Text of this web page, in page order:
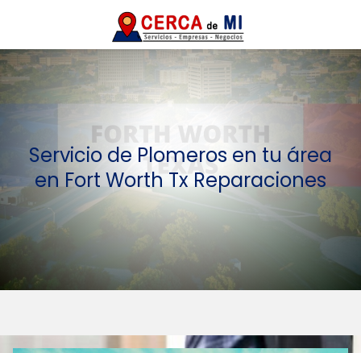
Servicio de Plomeros en tu área
en Fort Worth Tx Reparaciones